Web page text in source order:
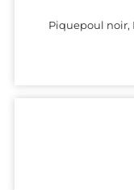
Piquepoul noir,